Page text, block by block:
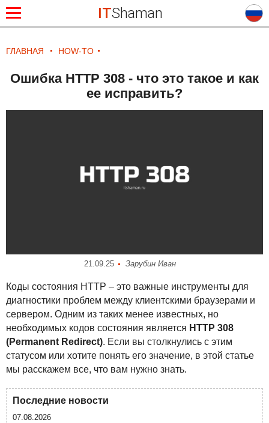
ITShaman
ГЛАВНАЯ HOW-TO
Ошибка HTTP 308 - что это такое и как
ее исправить?
21.09.25 Зарубин Иван
Коды состояния HTTP – это важные инструменты для
диагностики проблем между клиентскими браузерами и
сервером. Одним из таких менее известных, но
необходимых кодов состояния является HTTP 308
(Permanent Redirect). Если вы столкнулись с этим
статусом или хотите понять его значение, в этой статье
мы расскажем все, что вам нужно знать.
Последние новости
07.08.2026